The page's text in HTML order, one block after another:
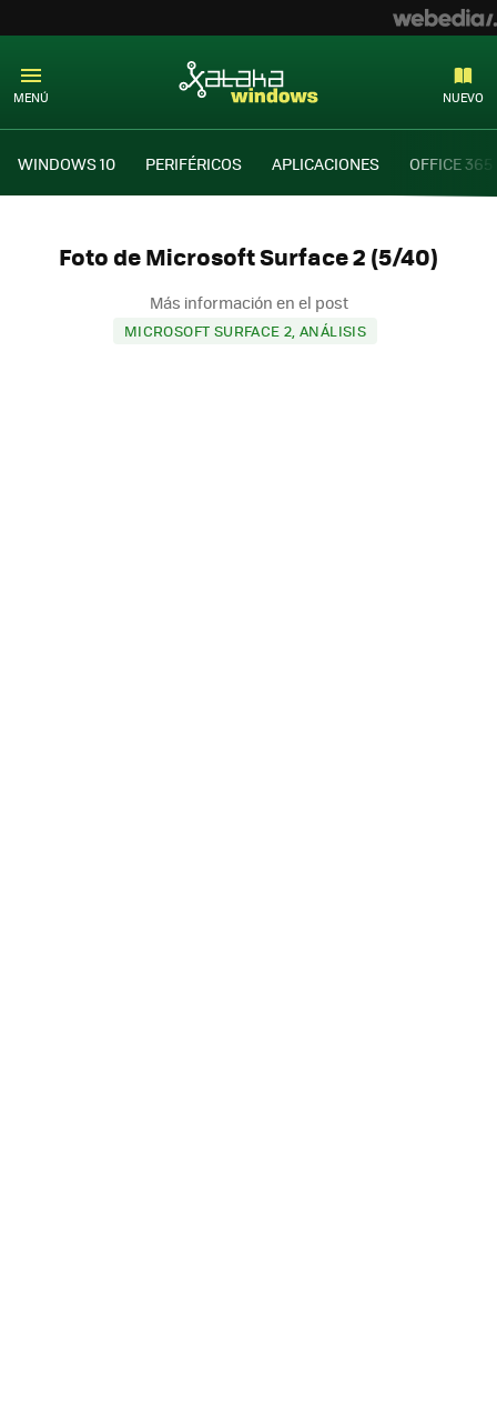
MENÚ NUEVO
WINDOWS 10 PERIFÉRICOS APLICACIONES OFFICE 365
Foto de Microsoft Surface 2 (5/40)
Más información en el post
MICROSOFT SURFACE 2, ANÁLISIS